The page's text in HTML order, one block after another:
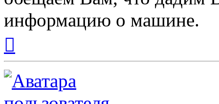
информацию о машине.
началу